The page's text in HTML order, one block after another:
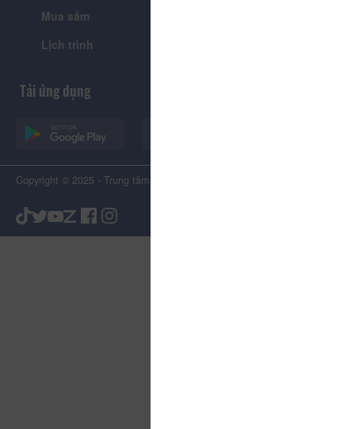
Mua sắm
Lịch trình
Tải ứng dụng
Copyright © 2025 - Trung tâm Xúc tiến Du lịch Tỉnh Lâm Đồng